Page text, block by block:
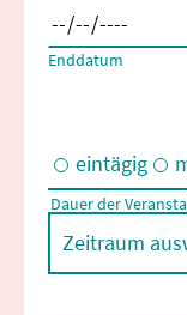
Enddatum
Eintägige und/
eintägig
Dauer der
Zeitraum